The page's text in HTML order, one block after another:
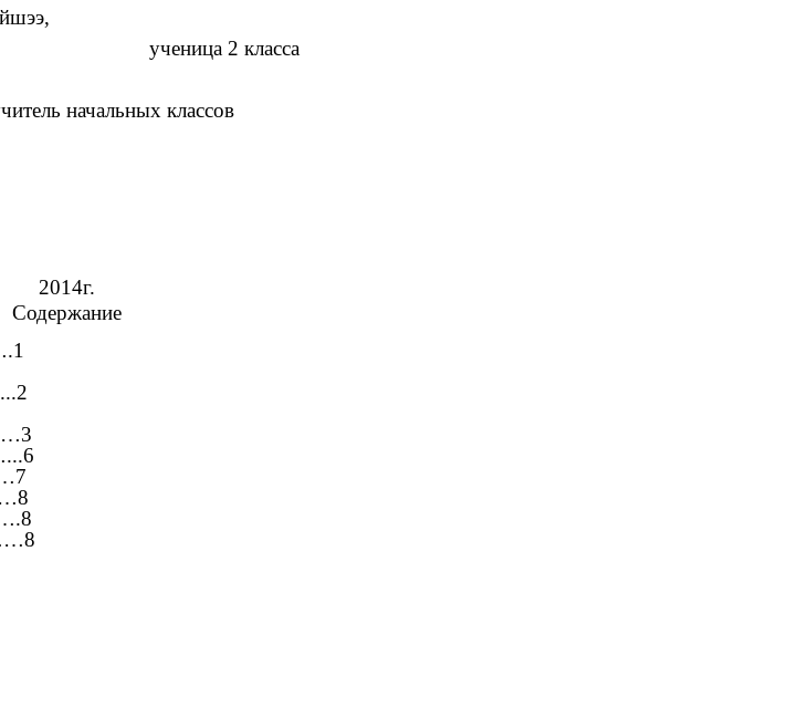
2 класса
начальных классов
2014г.
Содержание